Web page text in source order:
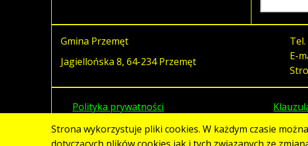
Gmina Przemęt
Jagiellońska 8, 64-234 Przemęt
Tel.
E-
Polityka prywatności
Strona wykorzystuje pliki cookies. W każdym czasie